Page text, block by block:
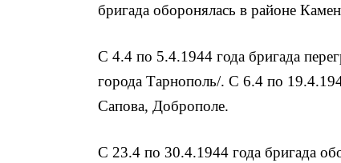
бригада оборонялась в районе
С 4.4 по 5.4.1944 года бригада
города Тарнополь/. С 6.4 по
Сапова, Доброполе.
С 23.4 по 30.4.1944 года бригада